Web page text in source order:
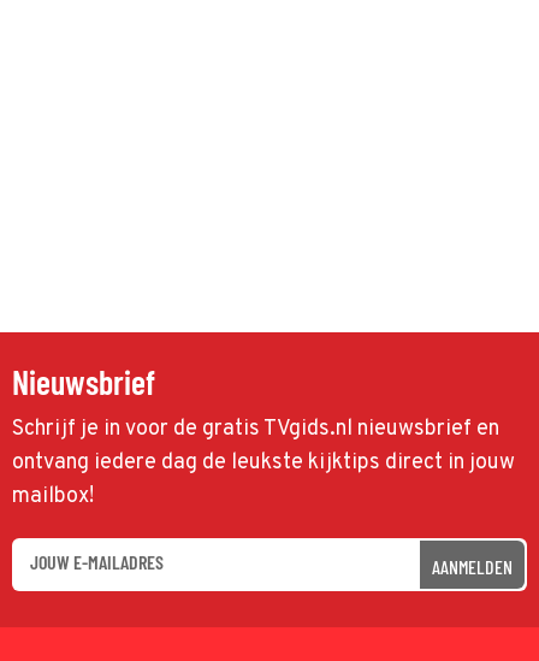
Nieuwsbrief
Schrijf je in voor de gratis TVgids.nl nieuwsbrief en
ontvang iedere dag de leukste kijktips direct in jouw
mailbox!
AANMELDEN